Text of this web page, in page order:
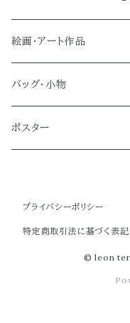
絵画・アート作品
大型作品
ノーマルサイズ（約Ａ２サイ
スモールサイズ
バッグ・小物
トートバッグ
ショルダーバッグ
ポスター
プライバシーポリシー
特定商取引法に基づく表記
© leon